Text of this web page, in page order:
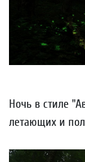
Ночь в стиле
летающих и